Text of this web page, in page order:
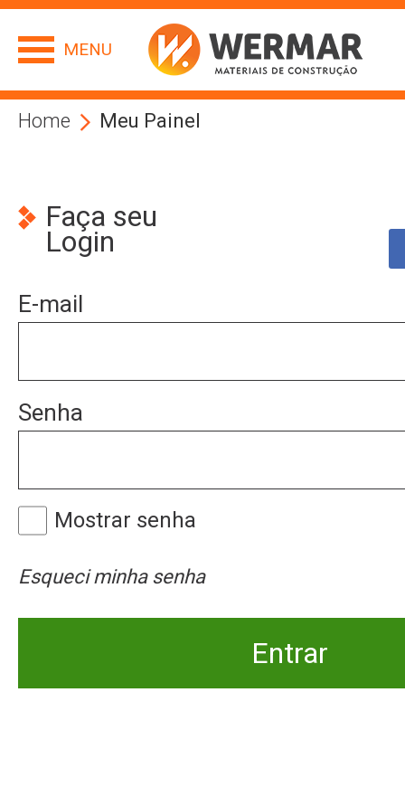
MENU
Home Meu Painel
Faça seu
Login
E-mail
Senha
Mostrar senha
Esqueci minha senha
Entrar